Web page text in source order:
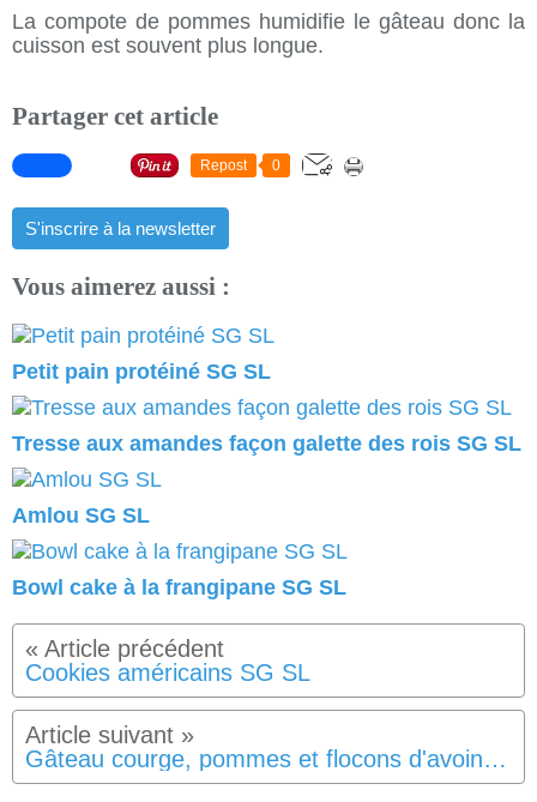
La compote de pommes humidifie le gâteau donc la
cuisson est souvent plus longue.
Partager cet article
Repost 0
S'inscrire à la newsletter
Vous aimerez aussi :
Petit pain protéiné SG SL
Tresse aux amandes façon galette des rois SG SL
Amlou SG SL
Bowl cake à la frangipane SG SL
Cookies américains SG SL
Gâteau courge, pommes et flocons d'avoine SG SL